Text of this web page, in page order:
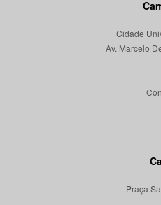
Cidade
Av. Marcelo
Praça